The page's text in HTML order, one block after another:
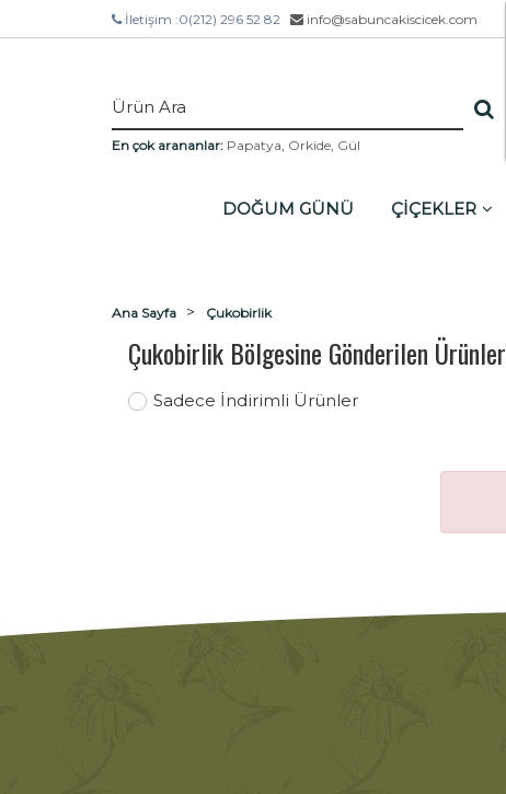
İletişim :0(212) 296 52 82 info@sabuncakiscicek.com
En çok arananlar: Papatya, Orkide, Gül
DOĞUM GÜNÜ ÇİÇEKLER
Ana Sayfa Çukobirlik
Çukobirlik Bölgesine Gönderilen Ürünler
Sadece İndirimli Ürünler